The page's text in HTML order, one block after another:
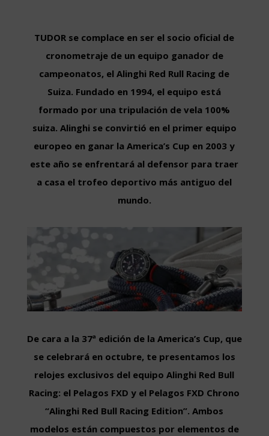
TUDOR se complace en ser el socio oficial de
cronometraje de un equipo ganador de
campeonatos, el Alinghi Red Rull Racing de
Suiza. Fundado en 1994, el equipo está
formado por una tripulación de vela 100%
suiza. Alinghi se convirtió en el primer equipo
europeo en ganar la America’s Cup en 2003 y
este año se enfrentará al defensor para traer
a casa el trofeo deportivo más antiguo del
mundo.
De cara a la 37ª edición de la America’s Cup, que
se celebrará en octubre, te presentamos los
relojes exclusivos del equipo Alinghi Red Bull
Racing: el Pelagos FXD y el Pelagos FXD Chrono
“Alinghi Red Bull Racing Edition”. Ambos
modelos están compuestos por elementos de